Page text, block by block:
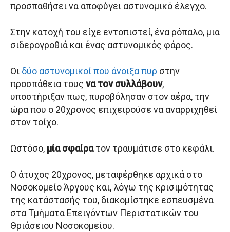
προσπαθήσει να αποφύγει αστυνομικό έλεγχο.
Στην κατοχή του είχε εντοπιστεί, ένα ρόπαλο, μια
σιδερογροθιά και ένας αστυνομικός φάρος.
Οι δύο αστυνομικοί που άνοιξα πυρ στην
προσπάθεια τους να τον συλλάβουν,
υποστήριξαν πως, πυροβόλησαν στον αέρα, την
ώρα που ο 20χρονος επιχειρούσε να αναρριχηθεί
στον τοίχο.
Ωστόσο, μία σφαίρατον τραυμάτισε στο κεφάλι.
Ο άτυχος 20χρονος, μεταφέρθηκε αρχικά στο
Νοσοκομείο Άργους και, λόγω της κρισιμότητας
της κατάστασής του, διακομίστηκε εσπευσμένα
στα Τμήματα Επειγόντων Περιστατικών του
Θριάσειου Νοσοκομείου.